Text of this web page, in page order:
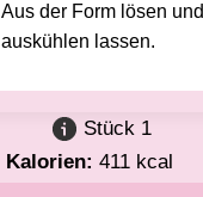
Aus der Form lösen und
auskühlen lassen.
Stück 1
Kalorien: 411 kcal